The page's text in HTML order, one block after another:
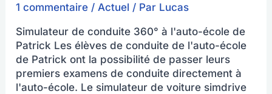
1 commentaire / Actuel / Par Lucas
Simulateur de conduite 360° à l'auto-école de
Patrick Les élèves de conduite de l'auto-école
de Patrick ont la possibilité de passer leurs
premiers examens de conduite directement à
l'auto-école. Le simulateur de voiture simdrive